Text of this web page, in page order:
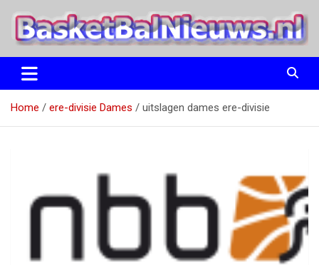
naar
BasketBalNieuws.nl
Etten
Home ere-divisie Dames uitslagen dames ere-divisie